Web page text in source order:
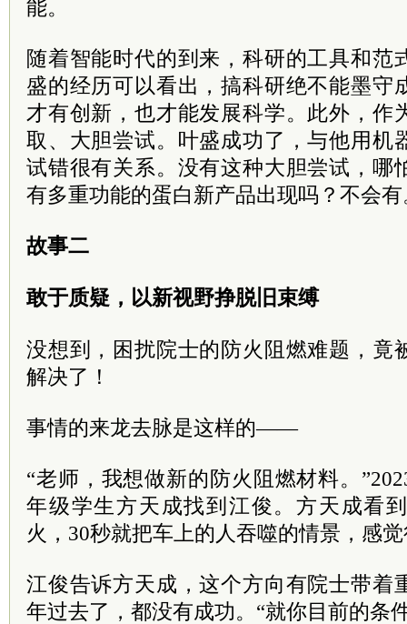
能。
随着智能时代的到来，科研的工具和范
盛的经历可以看出，搞科研绝不能墨守
才有创新，也才能发展科学。此外，作
取、大胆尝试。叶盛成功了，与他用机
试错很有关系。没有这种大胆尝试，哪
有多重功能的蛋白新产品出现吗？不会有
故事二
敢于质疑，以新视野挣脱旧束缚
没想到，困扰院士的防火阻燃难题，竟
解决了！
事情的来龙去脉是这样的——
“老师，我想做新的防火阻燃材料。
年级学生方天成找到江俊。方天成看
火，30秒就把车上的人吞噬的情景，感
江俊告诉方天成，这个方向有院士带着
年过去了，都没有成功。“就你目前的条